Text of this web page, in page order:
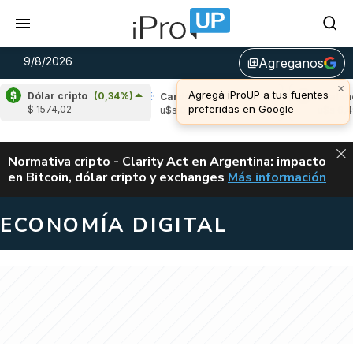
9/8/2026 library_addAgreganos
×
Agregá iProUP a tus fuentes
preferidas en Google
Dólar cripto (0,34%)
$ 1574,02
(-0,38%)
Cardano
(-1,52%)
u$s 0,20
Avalanche
ALERTA
Normativa cripto - Clarity Act en Argentina: impacto
en Bitcoin, dólar cripto y exchanges CLARITY ACT EN
Más información
ECONOMÍA DIGITAL